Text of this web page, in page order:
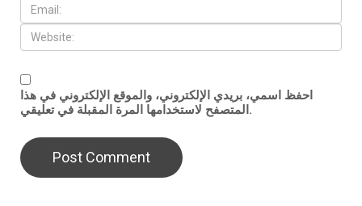
احفظ اسمي، بريدي الإلكتروني، والموقع الإلكتروني في هذا
المتصفح لاستخدامها المرة المقبلة في تعليقي.